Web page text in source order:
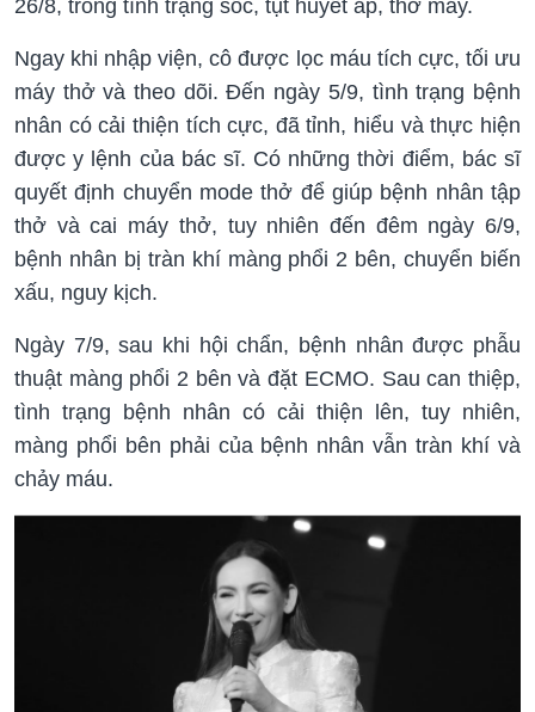
26/8, trong tình trạng sốc, tụt huyết áp, thở máy.
Ngay khi nhập viện, cô được lọc máu tích cực, tối ưu
máy thở và theo dõi. Đến ngày 5/9, tình trạng bệnh
nhân có cải thiện tích cực, đã tỉnh, hiểu và thực hiện
được y lệnh của bác sĩ. Có những thời điểm, bác sĩ
quyết định chuyển mode thở để giúp bệnh nhân tập
thở và cai máy thở, tuy nhiên đến đêm ngày 6/9,
bệnh nhân bị tràn khí màng phổi 2 bên, chuyển biến
xấu, nguy kịch.
Ngày 7/9, sau khi hội chẩn, bệnh nhân được phẫu
thuật màng phổi 2 bên và đặt ECMO. Sau can thiệp,
tình trạng bệnh nhân có cải thiện lên, tuy nhiên,
màng phổi bên phải của bệnh nhân vẫn tràn khí và
chảy máu.